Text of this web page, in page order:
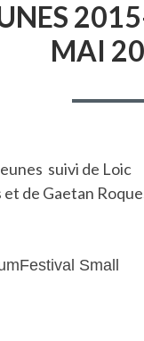
MAI
suivi de Loic
de Gaetan